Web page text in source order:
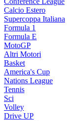
Calcio Estero
Supercoppa Italiana
Formula 1
Formula E
MotoGP
Altri Motori
Basket
America's Cup
Nations League
Tennis
Sci
Volley
Drive UP